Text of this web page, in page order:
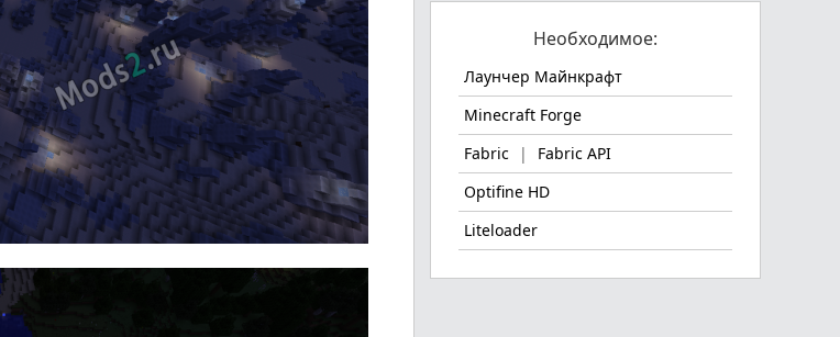
Необходимое:
Лаунчер Майнкрафт
Minecraft Forge
Fabric
|
Fabric API
Optifine HD
Liteloader